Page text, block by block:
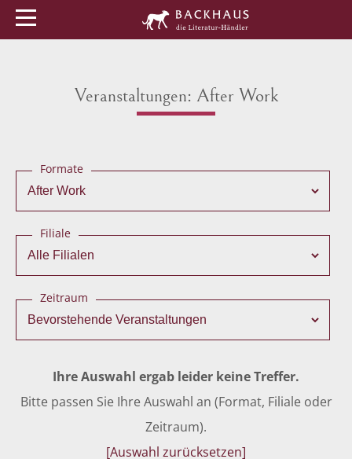
Veranstaltungen: After Work
Formate
Filiale
Zeitraum
Ihre Auswahl ergab leider keine Treffer.
Bitte passen Sie Ihre Auswahl an (Format, Filiale oder
Zeitraum).
[Auswahl zurücksetzen]